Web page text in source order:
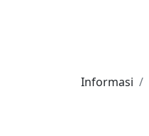
Informasi